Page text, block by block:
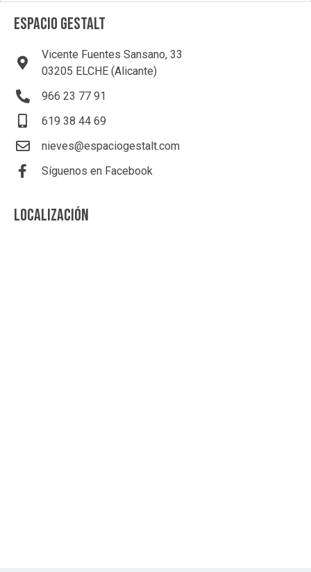
ESPACIO GESTALT
Vicente Fuentes Sansano, 33
03205 ELCHE (Alicante)
966 23 77 91
619 38 44 69
nieves@espaciogestalt.com
Síguenos en Facebook
LOCALIZACIÓN